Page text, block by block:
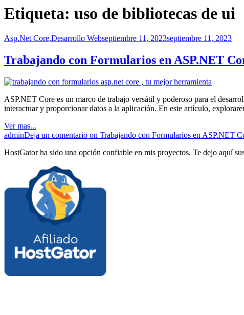
Etiqueta: uso de bibliotecas de ui
Asp.Net Core,Desarrollo Webseptiembre 11, 2023septiembre 11, 2023
Trabajando con Formularios en ASP.NET
ASP.NET Core es un marco de trabajo versátil y poderoso para el
interactuar y proporcionar datos a la aplicación. En este artículo,
Ver mas...
adminDeja un comentario on Trabajando con Formularios en ASP.NET
HostGator ha sido una opción confiable en mis proyectos. Te dejo aquí